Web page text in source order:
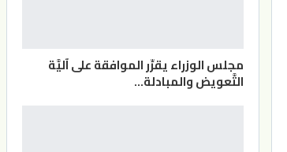
مجلس الوزراء يقرِّر الموافقة على آليَّة
التَّعويض والمبادلة…